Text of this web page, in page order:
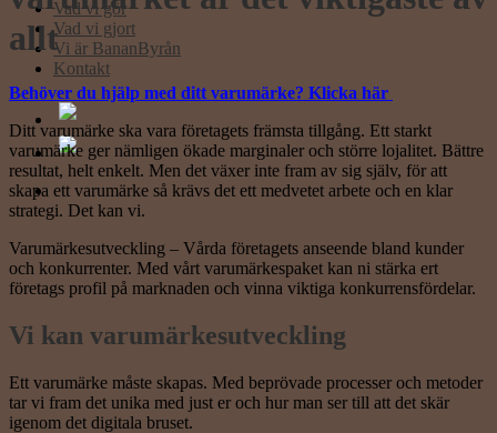
Vad vi gör
Vad vi gjort
Vi är BananByrån
Kontakt
allt
Behöver du hjälp med ditt varumärke? Klicka här
Ditt varumärke ska vara företagets främsta tillgång. Ett starkt
varumärke ger nämligen ökade marginaler och större lojalitet. Bättre
resultat, helt enkelt. Men det växer inte fram av sig själv, för att
skapa ett varumärke så krävs det ett medvetet arbete och en klar
strategi. Det kan vi.
Varumärkesutveckling – Vårda företagets anseende bland kunder
och konkurrenter. Med vårt varumärkespaket kan ni stärka ert
företags profil på marknaden och vinna viktiga konkurrensfördelar.
Vi kan varumärkesutveckling
Ett varumärke måste skapas. Med beprövade processer och metoder
tar vi fram det unika med just er och hur man ser till att det skär
igenom det digitala bruset.